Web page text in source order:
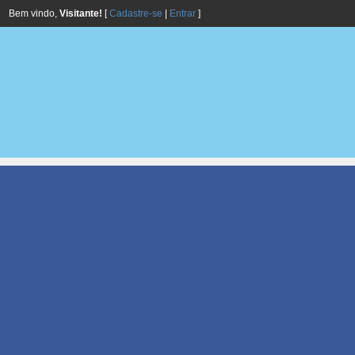
Bem vindo, Visitante! [Cadastre-se Entrar ]